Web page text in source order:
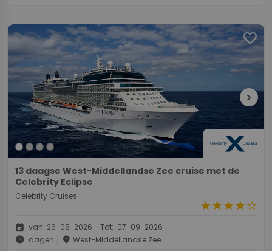
favorite
chevron_right
13 daagse West-Middellandse Zee cruise met de
Celebrity Eclipse
Celebrity Cruises
starstarstarstarstar_border
event van: 26-08-2026 - Tot: 07-09-2026
schedule dagen place West-Middellandse Zee